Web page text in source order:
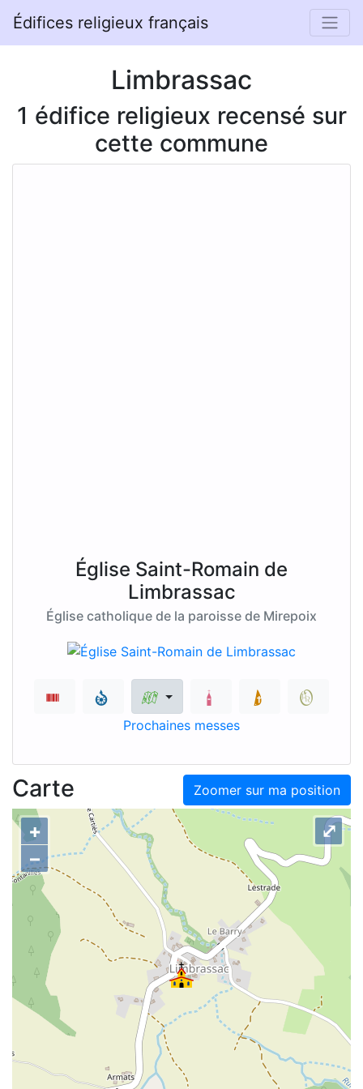
Édifices religieux français
Limbrassac
1 édifice religieux recensé sur
cette commune
Église Saint-Romain de
Limbrassac
Église catholique de la paroisse de Mirepoix
Prochaines messes
Zoomer sur ma position
Carte
+
–
⤢